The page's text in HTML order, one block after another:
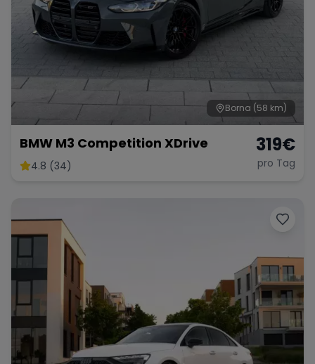
Bugatti Lotus
Range Rover Borna (58 km)
BMW M3 Competition XDrive
4.8 (34)
319€
pro Tag